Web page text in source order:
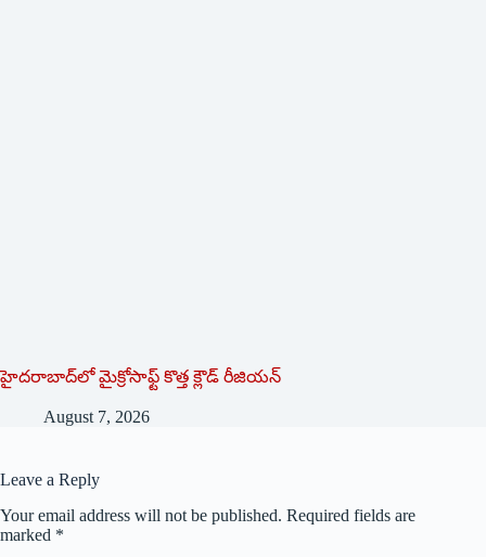
హైదరాబాద్‌లో మైక్రోసాఫ్ట్ ‌కొత్త క్లౌడ్‌ ‌రీజియన్‌
August 7, 2026
Leave a Reply
Your email address will not be published. Required fields are
marked *